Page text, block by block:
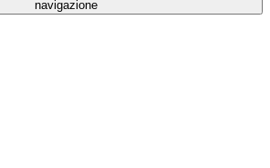
navigazione